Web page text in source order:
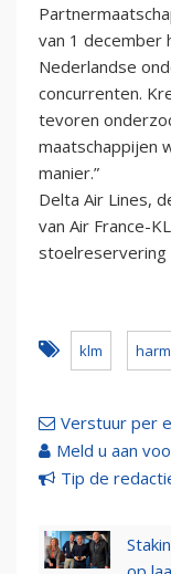
van 1 december
Nederlandse
concurrenten.
tevoren
maatschappijen
manier.”
Delta Air Lines,
van Air France-
stoelreservering
klm
Verstuur per
Meld u aan
Tip de